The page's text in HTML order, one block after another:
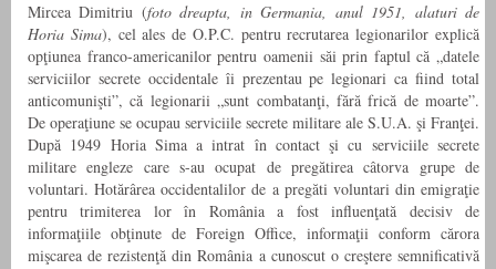
Mircea Dimitriu (foto dreapta, in Germania, anul 1951, alaturi de
Horia Sima), cel ales de O.P.C. pentru recrutarea legionarilor explică
opţiunea franco-americanilor pentru oamenii săi prin faptul că „datele
serviciilor secrete occidentale îi prezentau pe legionari ca fiind total
anticomunişti”, că legionarii „sunt combatanţi, fără frică de moarte”.
De operaţiune se ocupau serviciile secrete militare ale S.U.A. şi Franţei.
După 1949 Horia Sima a intrat în contact şi cu serviciile secrete
militare engleze care s-au ocupat de pregătirea câtorva grupe de
voluntari. Hotărârea occidentalilor de a pregăti voluntari din emigraţie
pentru trimiterea lor în România a fost influenţată decisiv de
informaţiile obţinute de Foreign Office, informaţii conform cărora
mişcarea de rezistenţă din România a cunoscut o creştere semnificativă